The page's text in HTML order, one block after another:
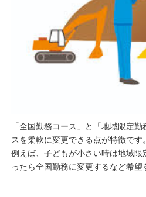
「全国勤務コース」と「地域限定
スを柔軟に変更できる点が特徴です。
例えば、子どもが小さい時は地域
ったら全国勤務に変更するなど希望